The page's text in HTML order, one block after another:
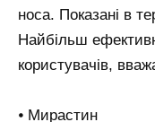
носа. Показані в
Найбільш
користувачів,
⦁ Мирастин